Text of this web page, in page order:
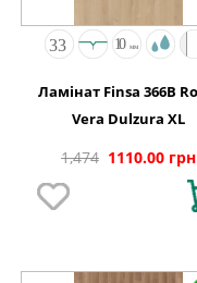
Ламінат Finsa 366B Roble
Vera Dulzura XL
1,474 1110.00 грн